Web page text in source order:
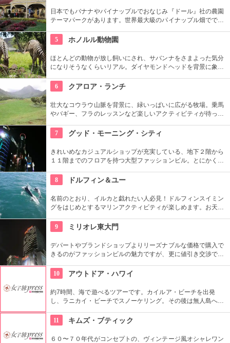
日本でもバナナやパイナップルでおなじみ『ドール』社の農園
テーマパークがあります。世界最大級のパイナップル畑ででき
めるアトラクションがあります。カワイイお土産もいっぱい。
5 ホノルル動物園
ほとんどの動物が放し飼いにされ、サバンナをさまよった気分
になりそうなくらいリアル。ダイヤモンドヘッドを背景に象さ
ルーツを観察できたりと、随所でハワイらしさも楽しめます。
6 クアロア・ランチ
壮大なコウラウ山脈を背景に、緑いっぱいに広がる牧場。乗馬
やバギー、フラのレッスンなど楽しいアクティビティが待って
ック・パーク』のロケ地としても知られ、ロケ地巡りのバスも
あります。
7 グッド・モーニング・シティ
きれいめなカジュアルショップが充実している、地下２階から
１１階までのフロアを持つ大型ファッションビル。とにかく品
はフードコートになっているので、休憩しながらも出来て
Good！９階から１１階には映画館も入っているので、韓国語
での映画も楽しめます。
8 ドルフィン＆ユー
名前のとおり、イルカと戯れたい人必見！ドルフィンスイミン
グをはじめとするマリンアクティビティが楽しめます。お天気
いそう。バーベキューやフラ、ウクレレ演奏など、嬉しいおも
てなしも。
9 ミリオレ東大門
デパートやブランドショップよりリーズナブルな価格で購入で
きるのがファッションビルの魅力ですが、更に値引き交渉でき
ながら買い物できるので、一日中楽しむ事が出来そう♪
10 アウトドア・ハワイ
約7時間、海で遊べるツアーです。カイルア・ビーチを出発
し、ラニカイ・ビーチでスノーケリング。その後は無人島へゴ
きます。日本語スタッフもいますし、送迎やランチもついてい
ます。
11 キムズ・ブティック
６０〜７０年代がコンセプトの、ヴィンテージ風オシャレワン